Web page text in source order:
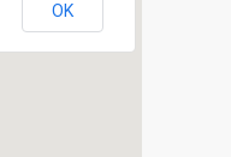
OK